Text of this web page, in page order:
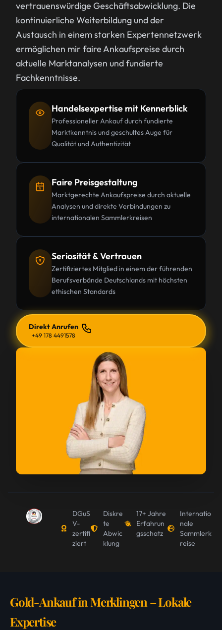
vertrauenswürdige Geschäftsabwicklung. Die
kontinuierliche Weiterbildung und der
Austausch in einem starken Expertennetzwerk
ermöglichen mir faire Ankaufspreise durch
aktuelle Marktanalysen und fundierte
Fachkenntnisse.
Handelsexpertise mit Kennerblick
Professioneller Ankauf durch fundierte
Marktkenntnis und geschultes Auge für
Qualität und Authentizität
Faire Preisgestaltung
Marktgerechte Ankaufspreise durch aktuelle
Analysen und direkte Verbindungen zu
internationalen Sammlerkreisen
Seriosität & Vertrauen
Zertifiziertes Mitglied in einem der führenden
Berufsverbände Deutschlands mit höchsten
ethischen Standards
Direkt Anrufen
+49 178 4491578
DGuS
V-
zertifi
ziert
Diskre
te
Abwic
klung
17+ Jahre
Erfahrun
gsschatz
Internatio
nale
Sammlerk
reise
Gold-Ankauf in Merklingen – Lokale
Expertise